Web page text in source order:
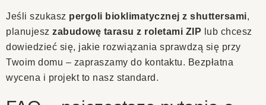
Jeśli szukasz pergoli bioklimatycznej z shuttersami,
planujesz zabudowę tarasu z roletami ZIP lub chcesz
dowiedzieć się, jakie rozwiązania sprawdzą się przy
Twoim domu – zapraszamy do kontaktu. Bezpłatna
wycena i projekt to nasz standard.